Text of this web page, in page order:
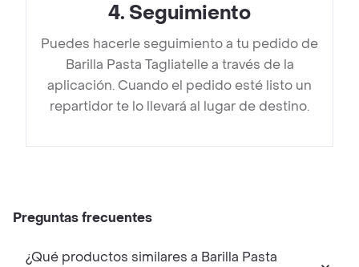
4. Seguimiento
Puedes hacerle seguimiento a tu pedido de
Barilla Pasta Tagliatelle a través de la
aplicación. Cuando el pedido esté listo un
repartidor te lo llevará al lugar de destino.
Preguntas frecuentes
¿Qué productos similares a Barilla Pasta